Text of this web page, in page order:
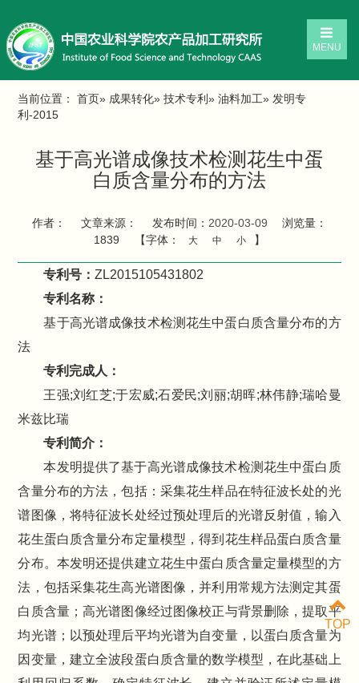
MENU
当前位置：首页» 成果转化»技术专利»油料加工» 发明专
利-2015
基于高光谱成像技术检测花生中蛋
白质含量分布的方法
作者： 文章来源： 发布时间： 2020-03-09
浏览量：
1839
【字体： 大 中 小 】
专利号：ZL2015105431802
专利名称：
基于高光谱成像技术检测花生中蛋白质含量分布的方
法
专利完成人：
王强;刘红芝;于宏威;石爱民;刘丽;胡晖;林伟静;瑞哈曼
米兹比瑞
专利简介：
本发明提供了基于高光谱成像技术检测花生中蛋白质
含量分布的方法，包括：采集花生样品在特征波长处的光
谱图像，将特征波长处经过预处理后的光谱反射值，输入
花生蛋白质含量分布定量模型，得到花生样品蛋白质含量
分布。本发明还提供建立花生中蛋白质含量定量模型的方
法，包括采集花生高光谱图像，并利用常规方法测定其蛋
白质含量；高光谱图像经过图像校正与背景删除，提取平
均光谱；以预处理后平均光谱为自变量，以蛋白质含量为
因变量，建立全波段蛋白质含量的数学模型，在此基础上
TOP